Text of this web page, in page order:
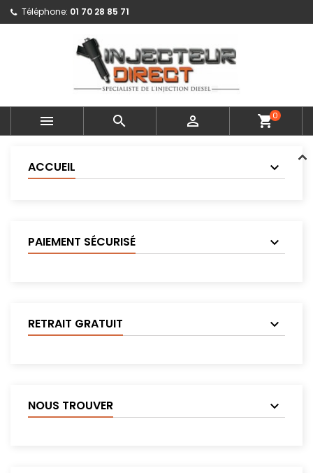
Téléphone: 01 70 28 85 71
   shopping_cart0
ACCUEIL
PAIEMENT SÉCURISÉ
RETRAIT GRATUIT
NOUS TROUVER